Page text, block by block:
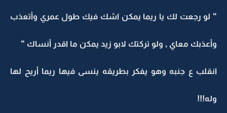
" لو رجعت لك يا ريما يمكن اشك فيك طول عمري وأتعذب
وأعذبك معاي , ولو تركتك لابو زيد يمكن ما اقدر أنساك "
انقلب ع جنبه وهو يفكر بطريقه ينسى فيها ريما أريح لها
وله!!!